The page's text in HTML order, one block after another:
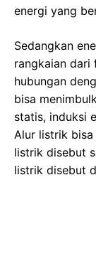
energi yang
Sedangkan
rangkaian dari
hubungan
bisa
statis, induksi
Alur listrik
listrik disebut
listrik disebut